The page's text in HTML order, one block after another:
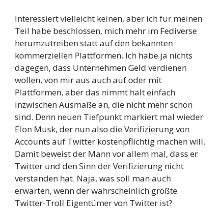
Interessiert vielleicht keinen, aber ich für meinen
Teil habe beschlossen, mich mehr im Fediverse
herumzutreiben statt auf den bekannten
kommerziellen Plattformen. Ich habe ja nichts
dagegen, dass Unternehmen Geld verdienen
wollen, von mir aus auch auf oder mit
Plattformen, aber das nimmt halt einfach
inzwischen Ausmaße an, die nicht mehr schön
sind. Denn neuen Tiefpunkt markiert mal wieder
Elon Musk, der nun also die Verifizierung von
Accounts auf Twitter kostenpflichtig machen will.
Damit beweist der Mann vor allem mal, dass er
Twitter und den Sinn der Verifizierung nicht
verstanden hat. Naja, was soll man auch
erwarten, wenn der wahrscheinlich größte
Twitter-Troll Eigentümer von Twitter ist?